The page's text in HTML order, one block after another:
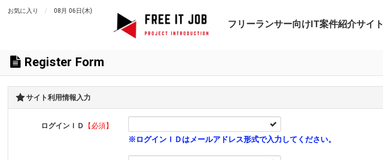
お気に入り 08月 06日(木)
フリーランサー向けIT案件紹介サイト
Register Form
サイト利用情報入力
ログインＩＤ 【必須】
※ログインＩＤはメールアドレス形式で入力してください。